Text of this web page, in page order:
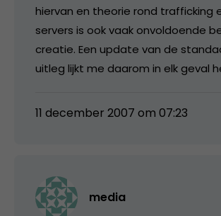
hiervan en theorie rond trafficking
servers is ook vaak onvoldoende
creatie. Een update van de
uitleg lijkt me daarom in elk geval
11 december 2007 om 07:23
media